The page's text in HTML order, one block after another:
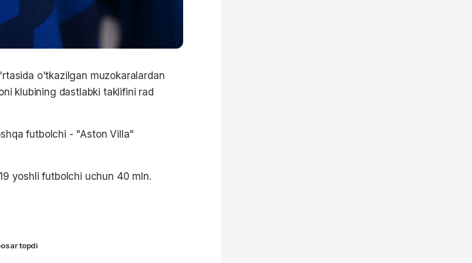
o'tkazilgan muzokaralardan
klubining dastlabki taklifini rad
futbolchi - "Aston Villa"
yoshli futbolchi uchun 40 mln.
topdi